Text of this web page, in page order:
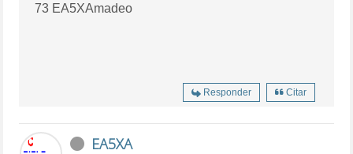
73 EA5XAmadeo
Responder Citar
EA5XA